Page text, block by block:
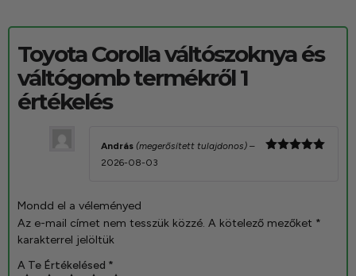
Toyota Corolla váltószoknya és
váltógombtermékről 1
értékelés
András (megerősített tulajdonos) –
2026-08-03
Mondd el a véleményed
Az e-mail címet nem tesszük közzé. A kötelező mezőket *
karakterrel jelöltük
A Te Értékelésed *